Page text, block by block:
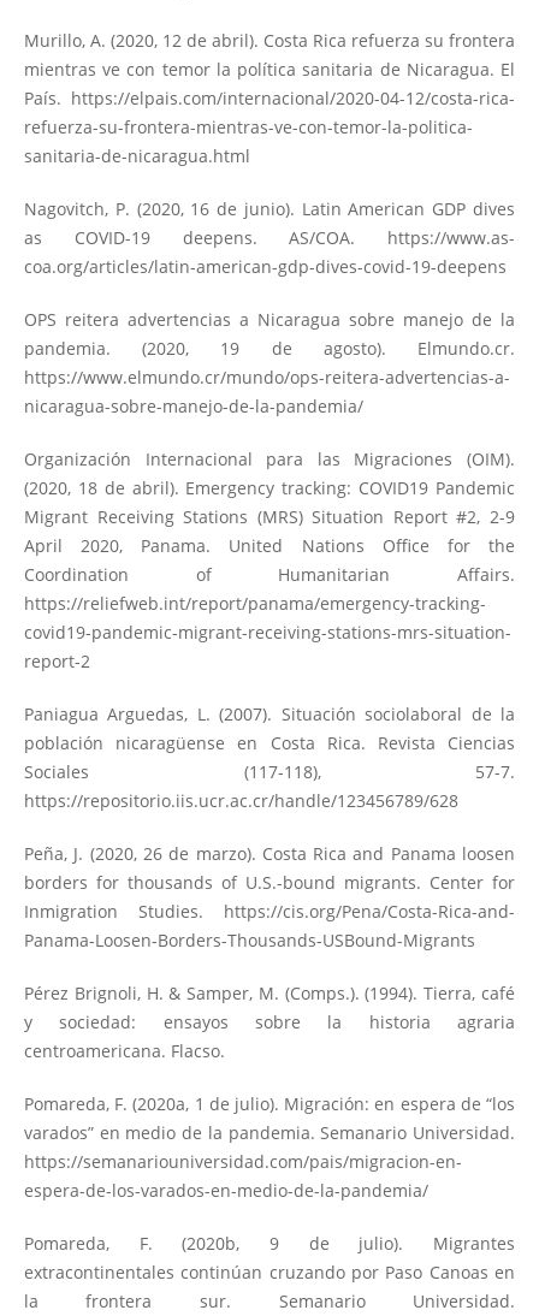
Murillo, A. (2020, 12 de abril). Costa Rica refuerza su frontera
mientras ve con temor la política sanitaria de Nicaragua. El
País. https://elpais.com/internacional/2020-04-12/costa-rica-
refuerza-su-frontera-mientras-ve-con-temor-la-politica-
sanitaria-de-nicaragua.html
Nagovitch, P. (2020, 16 de junio). Latin American GDP dives
as COVID-19 deepens. AS/COA. https://www.as-
coa.org/articles/latin-american-gdp-dives-covid-19-deepens
OPS reitera advertencias a Nicaragua sobre manejo de la
pandemia. (2020, 19 de agosto). Elmundo.cr.
https://www.elmundo.cr/mundo/ops-reitera-advertencias-a-
nicaragua-sobre-manejo-de-la-pandemia/
Organización Internacional para las Migraciones (OIM).
(2020, 18 de abril). Emergency tracking: COVID19 Pandemic
Migrant Receiving Stations (MRS) Situation Report #2, 2-9
April 2020, Panama. United Nations Office for the
Coordination of Humanitarian Affairs.
https://reliefweb.int/report/panama/emergency-tracking-
covid19-pandemic-migrant-receiving-stations-mrs-situation-
report-2
Paniagua Arguedas, L. (2007). Situación sociolaboral de la
población nicaragüense en Costa Rica. Revista Ciencias
Sociales (117-118), 57-7.
https://repositorio.iis.ucr.ac.cr/handle/123456789/628
Peña, J. (2020, 26 de marzo). Costa Rica and Panama loosen
borders for thousands of U.S.-bound migrants. Center for
Inmigration Studies. https://cis.org/Pena/Costa-Rica-and-
Panama-Loosen-Borders-Thousands-USBound-Migrants
Pérez Brignoli, H. & Samper, M. (Comps.). (1994). Tierra, café
y sociedad: ensayos sobre la historia agraria
centroamericana. Flacso.
Pomareda, F. (2020a, 1 de julio). Migración: en espera de “los
varados” en medio de la pandemia. Semanario Universidad.
https://semanariouniversidad.com/pais/migracion-en-
espera-de-los-varados-en-medio-de-la-pandemia/
Pomareda, F. (2020b, 9 de julio). Migrantes
extracontinentales continúan cruzando por Paso Canoas en
la frontera sur. Semanario Universidad.